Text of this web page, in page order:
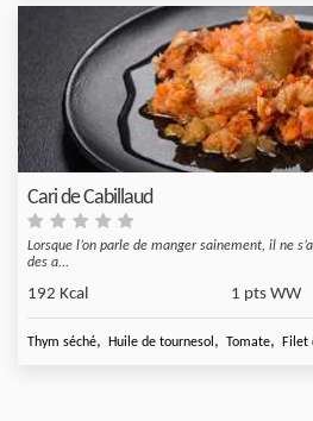
Cari de Cabillaud
Lorsque l’on parle de manger sainement, il ne
des a...
192 Kcal 1 pts WW
Thym séché, Huile de tournesol , Tomate, Filet